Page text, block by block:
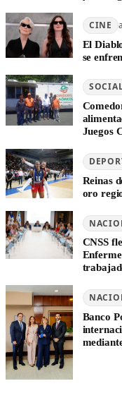
CINE
El
se
Juegos
Reinas
oro
CNSS
Banco